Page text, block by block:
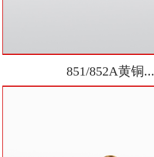
851/852A黄铜...